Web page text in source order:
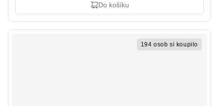
Do košíku
194 osob si koupilo